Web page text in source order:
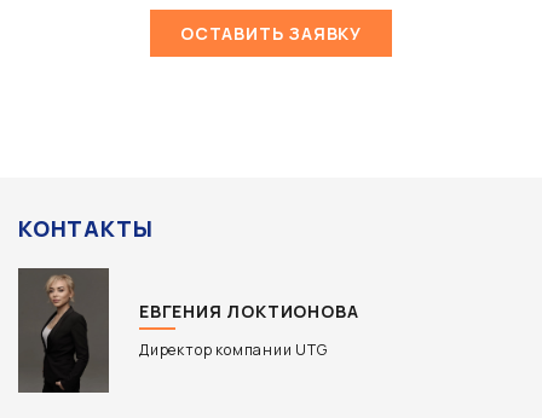
ОСТАВИТЬ ЗАЯВКУ
КОНТАКТЫ
ЕВГЕНИЯ ЛОКТИОНОВА
Директор компании UTG